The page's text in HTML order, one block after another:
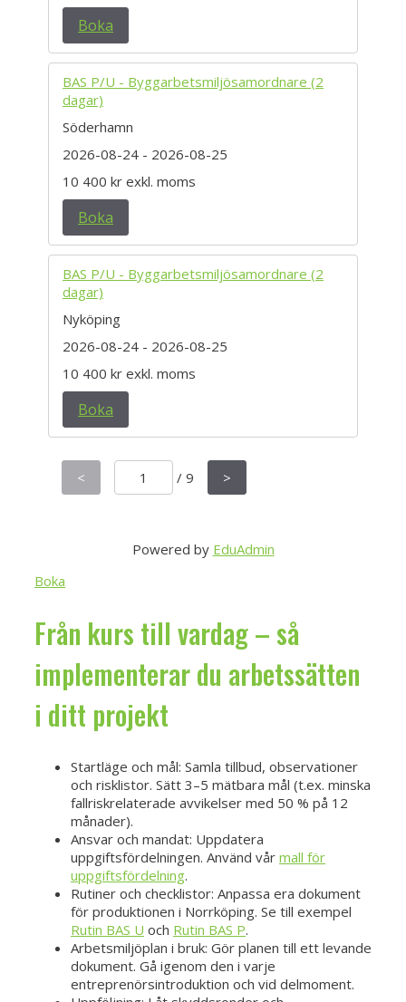
Boka
BAS P/U - Byggarbetsmiljösamordnare (2
dagar)
Söderhamn
2026-08-24 - 2026-08-25
10 400 kr exkl. moms
Boka
BAS P/U - Byggarbetsmiljösamordnare (2
dagar)
Nyköping
2026-08-24 - 2026-08-25
10 400 kr exkl. moms
Boka
< / 9 >
Powered by EduAdmin
Boka
Från kurs till vardag – så
implementerar du arbetssätten
i ditt projekt
Startläge och mål: Samla tillbud, observationer
och risklistor. Sätt 3–5 mätbara mål (t.ex. minska
fallriskrelaterade avvikelser med 50 % på 12
månader).
Ansvar och mandat: Uppdatera
uppgiftsfördelningen. Använd vår mall för
uppgiftsfördelning.
Rutiner och checklistor: Anpassa era dokument
för produktionen i Norrköping. Se till exempel
Rutin BAS U och Rutin BAS P.
Arbetsmiljöplan i bruk: Gör planen till ett levande
dokument. Gå igenom den i varje
entreprenörsintroduktion och vid delmoment.